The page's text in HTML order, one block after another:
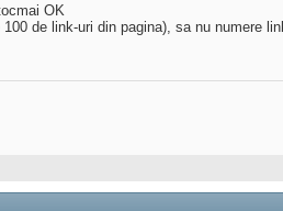
OK
de link-uri din pagina), sa nu numere